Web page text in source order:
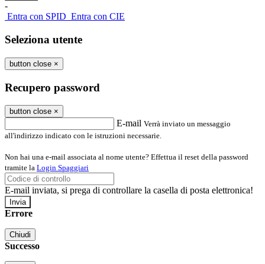
-
Entra con SPID Entra con CIE
Seleziona utente
button close ×
Recupero password
button close ×
E-mail Verrà inviato un messaggio
all'indirizzo indicato con le istruzioni necessarie.
Non hai una e-mail associata al nome utente? Effettua il reset della password
tramite la Login Spaggiari
E-mail inviata, si prega di controllare la casella di posta elettronica!
Errore
Chiudi
Successo